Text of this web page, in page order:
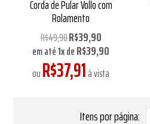
Corda de Pular Vollo com
Rolamento
R$49,90R$39,90
em até1xdeR$39,90
ouR$37,91à vista
Itens por página: